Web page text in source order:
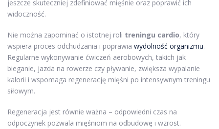
jeszcze skuteczniej zdefiniować mięśnie oraz poprawić ich
widoczność.
Nie można zapominać o istotnej roli treningu cardio, który
wspiera proces odchudzania i poprawia wydolność organizmu.
Regularne wykonywanie ćwiczeń aerobowych, takich jak
bieganie, jazda na rowerze czy pływanie, zwiększa wypalanie
kalorii i wspomaga regenerację mięśni po intensywnym treningu
siłowym.
Regeneracja jest równie ważna – odpowiedni czas na
odpoczynek pozwala mięśniom na odbudowę i wzrost.